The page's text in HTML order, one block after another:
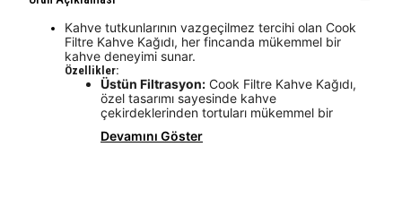
Kahve tutkunlarının vazgeçilmez tercihi olan Cook
Filtre Kahve Kağıdı, her fincanda mükemmel bir
kahve deneyimi sunar.
Özellikler:
Üstün Filtrasyon: Cook Filtre Kahve Kağıdı,
özel tasarımı sayesinde kahve
çekirdeklerinden tortuları mükemmel bir
Devamını Göster